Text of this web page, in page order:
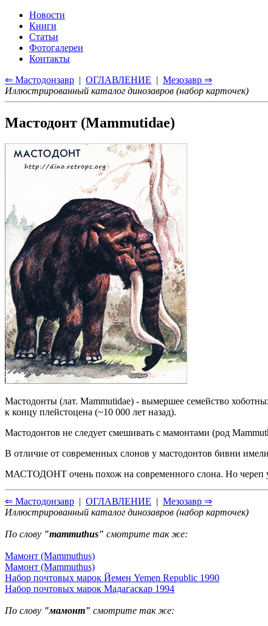
Новости
Книги
Статьи
Фотогалереи
Контакты
⇐ Мастодонзавр | ОГЛАВЛЕНИЕ | Мезозавр ⇒
Иллюстрированный каталог динозавров (набор карточек)
Мастодонт (Mammutidae)
Мастодонты (лат. Mammutidae) - вымершее семейство
к концу плейстоцена (~10 000 лет назад).
Мастодонтов не следует смешивать с мамонтами (род
В отличие от современных слонов у мастодонтов бивни
МАСТОДОНТ очень похож на современного слона. Но череп
⇐ Мастодонзавр | ОГЛАВЛЕНИЕ | Мезозавр ⇒
Иллюстрированный каталог динозавров (набор карточек)
По слову "mammuthus" смотрите так же:
Мамонт (Mammuthus)
Мамонт (Mammuthus)
Набор почтовых марок Йемен Yemen Republic 1990
Набор почтовых марок Мадагаскар 1994
По слову "мамонт" смотрите так же: